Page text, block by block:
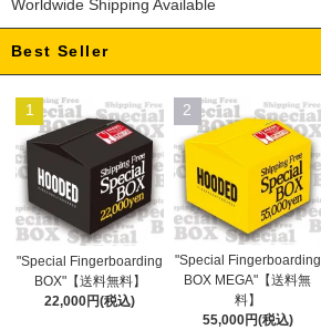
Worldwide Shipping Available
Best Seller
1
"Special Fingerboarding
BOX"【送料無料】
22,000円(税込)
2
"Special Fingerboarding
BOX MEGA"【送料無
料】
55,000円(税込)